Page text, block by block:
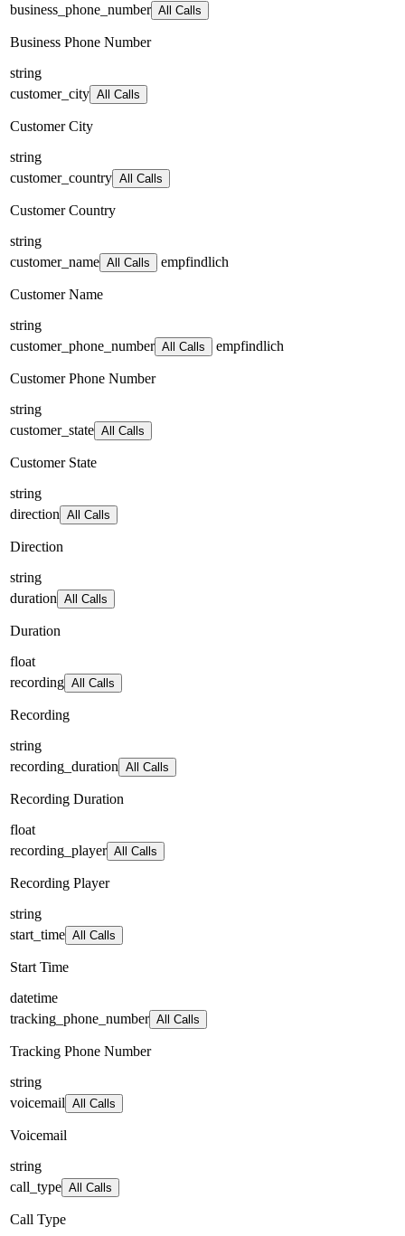
business_phone_number All Calls
Business Phone Number
string
customer_city All Calls
Customer City
string
customer_country All Calls
Customer Country
string
customer_name All Calls empfindlich
Customer Name
string
customer_phone_number All Calls empfindlich
Customer Phone Number
string
customer_state All Calls
Customer State
string
direction All Calls
Direction
string
duration All Calls
Duration
float
recording All Calls
Recording
string
recording_duration All Calls
Recording Duration
float
recording_player All Calls
Recording Player
string
start_time All Calls
Start Time
datetime
tracking_phone_number All Calls
Tracking Phone Number
string
voicemail All Calls
Voicemail
string
call_type All Calls
Call Type